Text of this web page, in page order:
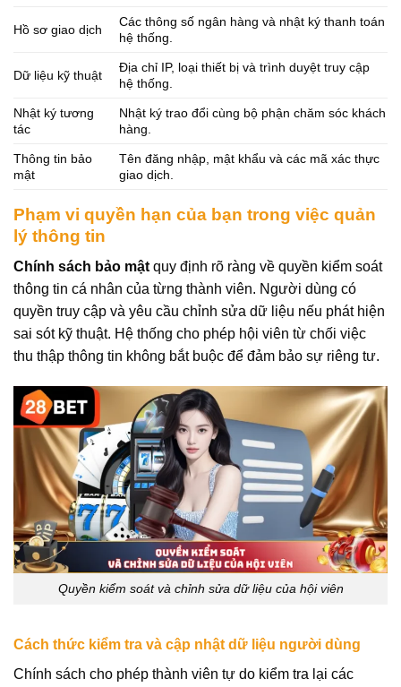
Hồ sơ giao dịch
Các thông số ngân hàng và nhật ký thanh toán
hệ thống.
Dữ liệu kỹ thuật
Địa chỉ IP, loại thiết bị và trình duyệt truy cập
hệ thống.
Nhật ký tương
tác
Nhật ký trao đổi cùng bộ phận chăm sóc khách
hàng.
Thông tin bảo
mật
Tên đăng nhập, mật khẩu và các mã xác thực
giao dịch.
Phạm vi quyền hạn của bạn trong việc quản
lý thông tin
Chính sách bảo mậtquy định rõ ràng về quyền kiểm soát
thông tin cá nhân của từng thành viên. Người dùng có
quyền truy cập và yêu cầu chỉnh sửa dữ liệu nếu phát hiện
sai sót kỹ thuật. Hệ thống cho phép hội viên từ chối việc
thu thập thông tin không bắt buộc để đảm bảo sự riêng tư.
Quyền kiểm soát và chỉnh sửa dữ liệu của hội viên
Cách thức kiểm tra và cập nhật dữ liệu người dùng
Chính sách cho phép thành viên tự do kiểm tra lại các